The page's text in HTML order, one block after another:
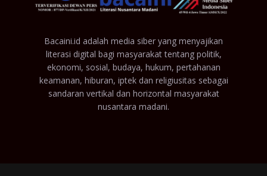
Bacaini.id adalah media siber yang menyajikan
literasi digital bagi masyarakat tentang politik,
ekonomi, sosial, budaya, hukum, pertahanan
keamanan, hiburan, iptek dan religiusitas sebagai
sandaran vertikal dan horizontal masyarakat
nusantara madani.